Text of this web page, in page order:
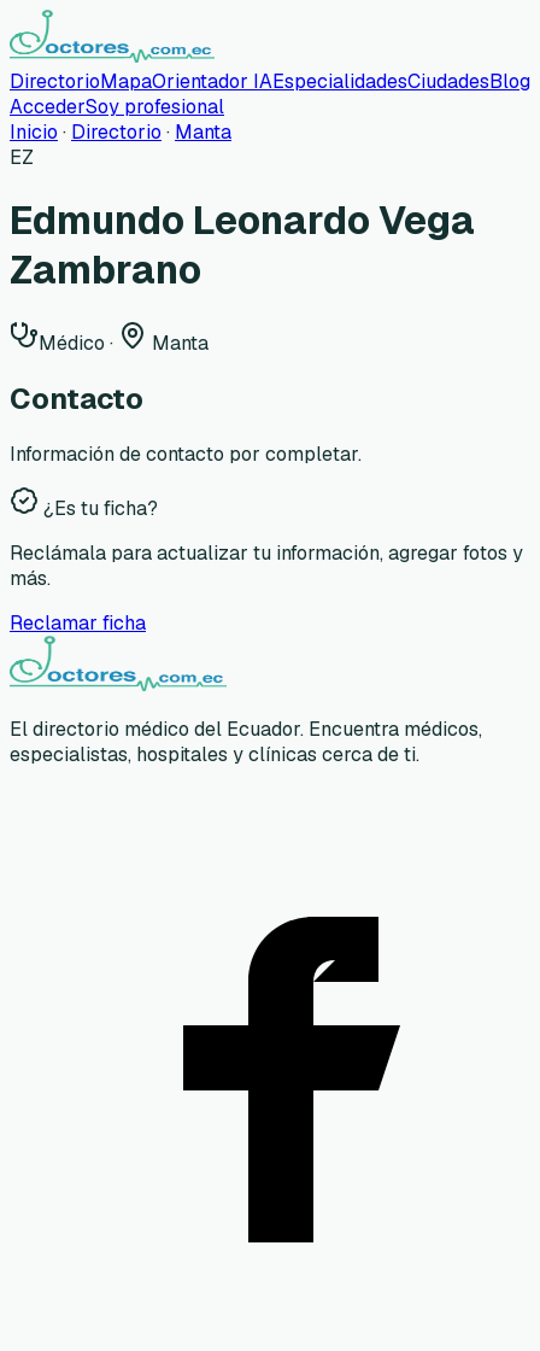
DirectorioMapaOrientador IAEspecialidadesCiudadesBlog
AccederSoy profesional
Inicio · Directorio · Manta
EZ
Edmundo Leonardo Vega
Zambrano
Médico · Manta
Contacto
Información de contacto por completar.
¿Es tu ficha?
Reclámala para actualizar tu información, agregar fotos y
más.
Reclamar ficha
El directorio médico del Ecuador. Encuentra médicos,
especialistas, hospitales y clínicas cerca de ti.